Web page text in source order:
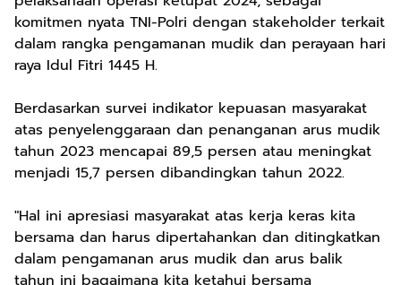
komitmen nyata TNI-Polri dengan stakeholder terkait
dalam rangka pengamanan mudik dan perayaan hari
raya Idul Fitri 1445 H.
Berdasarkan survei indikator kepuasan masyarakat
atas penyelenggaraan dan penanganan arus mudik
tahun 2023 mencapai 89,5 persen atau meningkat
menjadi 15,7 persen dibandingkan tahun 2022.
"Hal ini apresiasi masyarakat atas kerja keras kita
bersama dan harus dipertahankan dan ditingkatkan
dalam pengamanan arus mudik dan arus balik
tahun ini bagaimana kita ketahui bersama